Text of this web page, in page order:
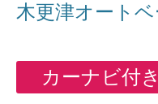
木更津オートベ
カーナビ付き